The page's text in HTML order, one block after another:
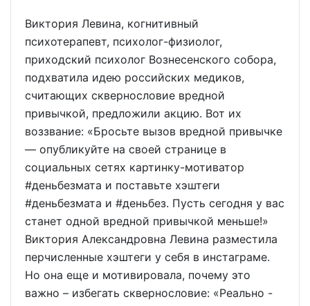
Виктория Левина, когнитивный
психотерапевт, психолог-физиолог,
приходский психолог Вознесенского собора,
подхватила идею российских медиков,
считающих сквернословие вредной
привычкой, предложили акцию. Вот их
воззвание: «Бросьте вызов вредной привычке
— опубликуйте на своей странице в
социальных сетях картинку-мотиватор
#деньбезмата и поставьте хэштеги
#деньбезмата и #деньбез. Пусть сегодня у вас
станет одной вредной привычкой меньше!»
Виктория Александровна Левина разместила
перчисленные хэштеги у себя в инстаграме.
Но она еще и мотивировала, почему это
важно – избегать сквернословие: «Реально -